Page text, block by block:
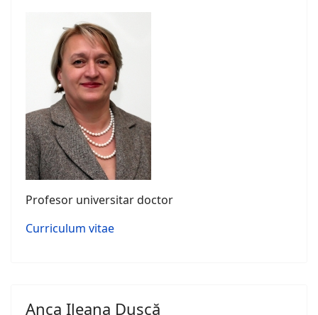
Profesor universitar doctor
Curriculum vitae
Anca Ileana Dușcă